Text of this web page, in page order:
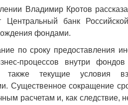
Владимир Кротов
Центральный банк
фондами.
по сроку предоставления
процессов внутри
также текущие условия
Существенное сокращение
расчетам и, как